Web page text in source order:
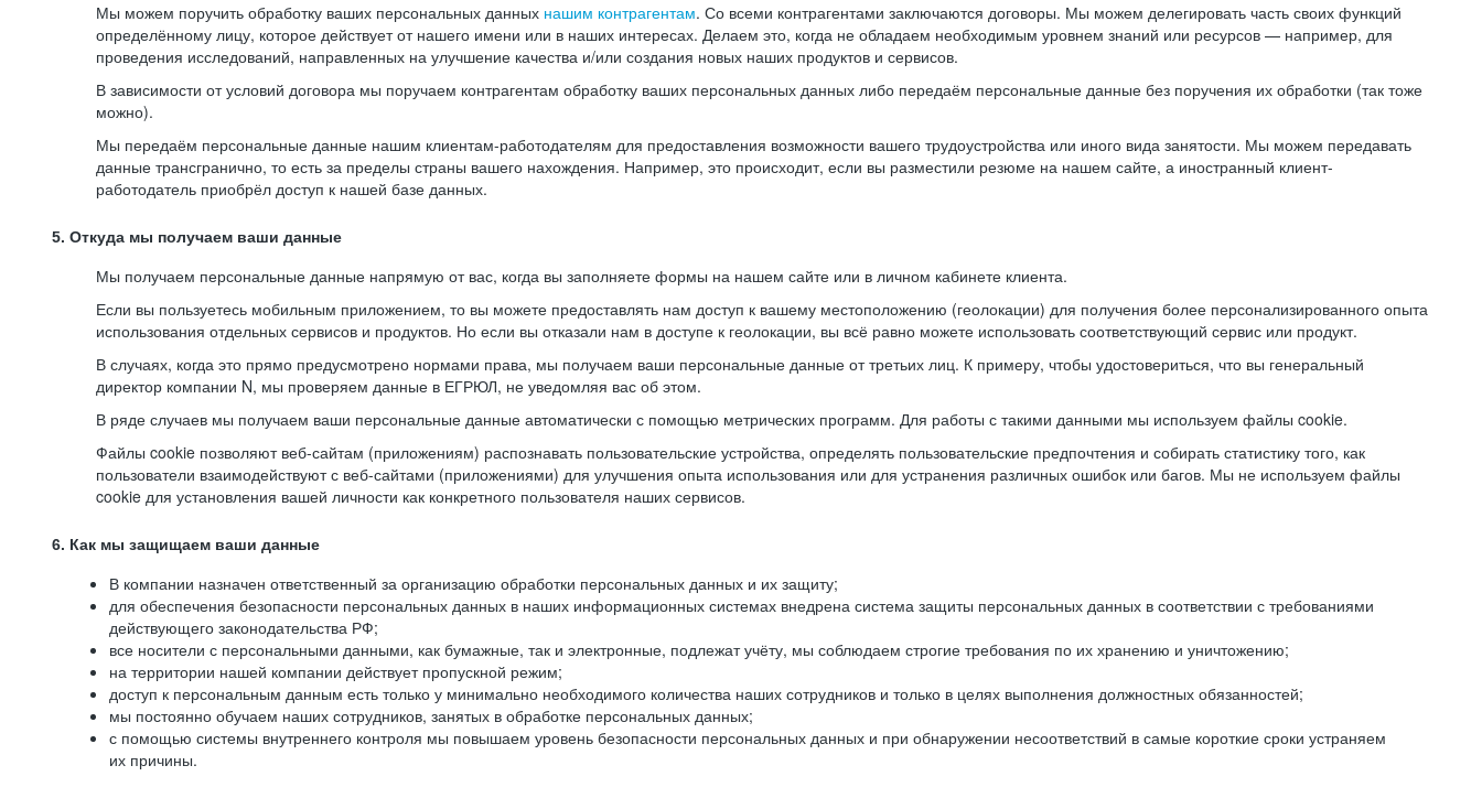
Мы можем поручить обработку ваших персональных данных нашим контрагентам. Со всеми контрагентами заключаются договоры. Мы можем делегировать часть своих функций
определённому лицу, которое действует от нашего имени или в наших интересах. Делаем это, когда не обладаем необходимым уровнем знаний или ресурсов — например, для
проведения исследований, направленных на улучшение качества и/или создания новых наших продуктов и сервисов.
В зависимости от условий договора мы поручаем контрагентам обработку ваших персональных данных либо передаём персональные данные без поручения их обработки (так тоже
можно).
Мы передаём персональные данные нашим клиентам-работодателям для предоставления возможности вашего трудоустройства или иного вида занятости. Мы можем передавать
данные трансгранично, то есть за пределы страны вашего нахождения. Например, это происходит, если вы разместили резюме на нашем сайте, а иностранный клиент-
работодатель приобрёл доступ к нашей базе данных.
5. Откуда мы получаем ваши данные
Мы получаем персональные данные напрямую от вас, когда вы заполняете формы на нашем сайте или в личном кабинете клиента.
Если вы пользуетесь мобильным приложением, то вы можете предоставлять нам доступ к вашему местоположению (геолокации) для получения более персонализированного опыта
использования отдельных сервисов и продуктов. Но если вы отказали нам в доступе к геолокации, вы всё равно можете использовать соответствующий сервис или продукт.
В случаях, когда это прямо предусмотрено нормами права, мы получаем ваши персональные данные от третьих лиц. К примеру, чтобы удостовериться, что вы генеральный
директор компании N, мы проверяем данные в ЕГРЮЛ, не уведомляя вас об этом.
В ряде случаев мы получаем ваши персональные данные автоматически с помощью метрических программ. Для работы с такими данными мы используем файлы cookie.
Файлы cookie позволяют веб-сайтам (приложениям) распознавать пользовательские устройства, определять пользовательские предпочтения и собирать статистику того, как
пользователи взаимодействуют с веб-сайтами (приложениями) для улучшения опыта использования или для устранения различных ошибок или багов. Мы не используем файлы
cookie для установления вашей личности как конкретного пользователя наших сервисов.
6. Как мы защищаем ваши данные
В компании назначен ответственный за организацию обработки персональных данных и их защиту;
для обеспечения безопасности персональных данных в наших информационных системах внедрена система защиты персональных данных в соответствии с требованиями
действующего законодательства РФ;
все носители с персональными данными, как бумажные, так и электронные, подлежат учёту, мы соблюдаем строгие требования по их хранению и уничтожению;
на территории нашей компании действует пропускной режим;
доступ к персональным данным есть только у минимально необходимого количества наших сотрудников и только в целях выполнения должностных обязанностей;
мы постоянно обучаем наших сотрудников, занятых в обработке персональных данных;
с помощью системы внутреннего контроля мы повышаем уровень безопасности персональных данных и при обнаружении несоответствий в самые короткие сроки устраняем
их причины.